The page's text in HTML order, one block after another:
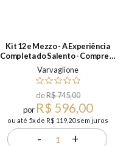
Kit 12 e Mezzo - A Experiência
Completa do Salento - Compre &
Ganhe
Varvaglione
deR$ 745,00
por R$ 596,00
ou até 5x de R$ 119,20 sem juros
- 1 +